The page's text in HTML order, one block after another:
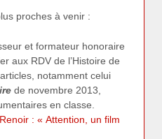
proches à venir :
et formateur honoraire
aux RDV de l’Histoire de
notamment celui
de novembre 2013,
en classe.
: « Attention, un film